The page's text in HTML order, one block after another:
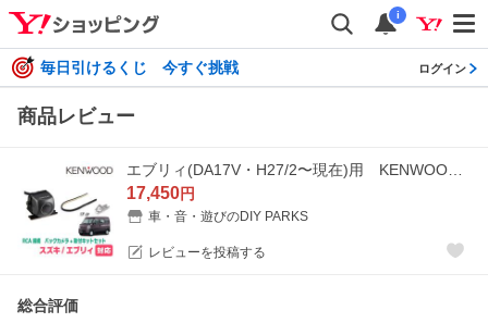
i
毎日引けるくじ 今すぐ挑戦 ログイン
商品レビュー
17,450円
車・音・遊びのDIY PARKS
レビューを投稿する
総合評価